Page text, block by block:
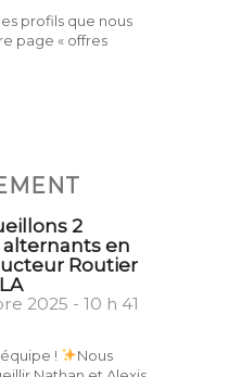
profils que nous
page « offres
2
en
Routier
2025 - 10 h 41
!
Nous